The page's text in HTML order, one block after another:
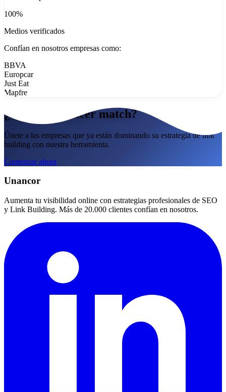
100%
Medios verificados
Confían en nosotros empresas como:
BBVA
Europcar
Just Eat
Mapfre
¿Listo para hacer match?
Únete a las empresas que ya están dominando su estrategia de link
building con nuestra herramienta.
Comenzar ahora
Unancor
Aumenta tu visibilidad online con estrategias profesionales de SEO
y Link Building. Más de 20.000 clientes confían en nosotros.